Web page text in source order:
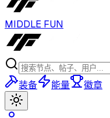
MIDDLE FUN
装备 能量 徽章